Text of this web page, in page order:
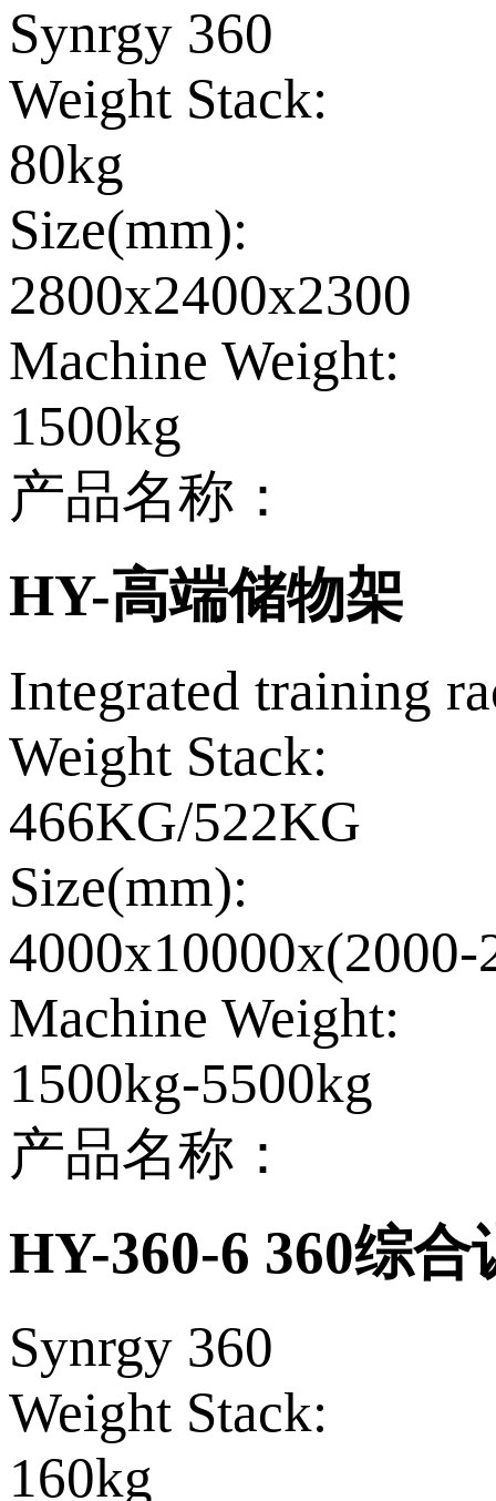
Synrgy 360
Weight Stack:
80kg
Size(mm):
2800x2400x2300
Machine Weight:
1500kg
产品名称：
HY-高端储物架
Integrated training
Weight Stack:
466KG/522KG
Size(mm):
Machine Weight:
1500kg-5500kg
产品名称：
HY-360-6 360综
Synrgy 360
Weight Stack:
160kg